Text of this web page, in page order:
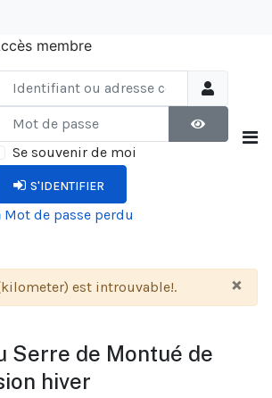
membre
ou adresse courriel
de passe
AFFICHER
Se souvenir de moi
S'IDENTIFIER
Mot de passe perdu
×
est introuvable!.
Serre de Montué de
hiver